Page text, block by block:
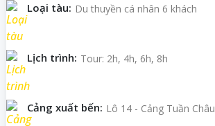
Loại tàu: Du thuyền cá nhân 6 khách
Lịch trình: Tour: 2h, 4h, 6h, 8h
Cảng xuất bến: Lô 14 - Cảng Tuần Châu